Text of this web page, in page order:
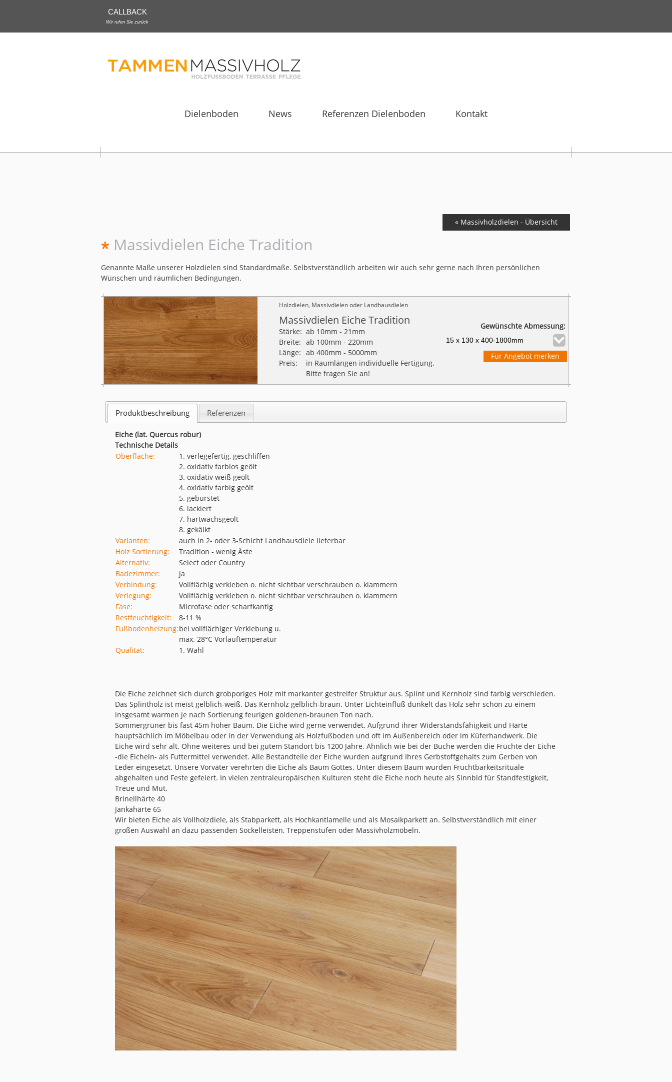
CALLBACK
Wir rufen Sie zurück
Dielenboden News Referenzen Dielenboden Kontakt
« Massivholzdielen - Übersicht
Massivdielen Eiche Tradition
Genannte Maße unserer Holzdielen sind Standardmaße. Selbstverständlich arbeiten wir auch sehr gerne nach Ihren persönlichen
Wünschen und räumlichen Bedingungen.
Holzdielen, Massivdielen oder Landhausdielen
Massivdielen Eiche Tradition
Stärke: ab 10mm - 21mm
Breite:
ab 100mm - 220mm
Länge:
ab 400mm - 5000mm
Preis:
in Raumlängen individuelle Fertigung.
Bitte fragen Sie an!
Gewünschte Abmessung:
Für Angebot merken
Produktbeschreibung Referenzen
Eiche (lat. Quercus robur)
Technische Details
Oberfläche:
1. verlegefertig, geschliffen
2. oxidativ farblos geölt
3. oxidativ weiß geölt
4. oxidativ farbig geölt
5. gebürstet
6. lackiert
7. hartwachsgeölt
8. gekälkt
Varianten:
auch in 2- oder 3-Schicht Landhausdiele lieferbar
Holz Sortierung:
Tradition - wenig Äste
Alternativ:
Select oder Country
Badezimmer:
ja
Verbindung:
Vollflächig verkleben o. nicht sichtbar verschrauben o. klammern
Verlegung:
Vollflächig verkleben o. nicht sichtbar verschrauben o. klammern
Fase:
Microfase oder scharfkantig
Restfeuchtigkeit:
8-11 %
Fußbodenheizung: bei vollflächiger Verklebung u.
max. 28°C Vorlauftemperatur
Qualität:
1. Wahl
Die Eiche zeichnet sich durch grobporiges Holz mit markanter gestreifer Struktur aus. Splint und Kernholz sind farbig verschieden.
Das Splintholz ist meist gelblich-weiß. Das Kernholz gelblich-braun. Unter Lichteinfluß dunkelt das Holz sehr schön zu einem
insgesamt warmen je nach Sortierung feurigen goldenen-braunen Ton nach.
Sommergrüner bis fast 45m hoher Baum. Die Eiche wird gerne verwendet. Aufgrund ihrer Widerstandsfähigkeit und Härte
hauptsächlich im Möbelbau oder in der Verwendung als Holzfußboden und oft im Außenbereich oder im Küferhandwerk. Die
Eiche wird sehr alt. Ohne weiteres und bei gutem Standort bis 1200 Jahre. Ähnlich wie bei der Buche werden die Früchte der Eiche
-die Eicheln- als Futtermittel verwendet. Alle Bestandteile der Eiche wurden aufgrund Ihres Gerbstoffgehalts zum Gerben von
Leder eingesetzt. Unsere Vorväter verehrten die Eiche als Baum Gottes. Unter diesem Baum wurden Fruchtbarkeitsrituale
abgehalten und Feste gefeiert. In vielen zentraleuropäischen Kulturen steht die Eiche noch heute als Sinnbld für Standfestigkeit,
Treue und Mut.
Brinellhärte 40
Jankahärte 65
Wir bieten Eiche als Vollholzdiele, als Stabparkett, als Hochkantlamelle und als Mosaikparkett an. Selbstverständlich mit einer
großen Auswahl an dazu passenden Sockelleisten, Treppenstufen oder Massivholzmöbeln.